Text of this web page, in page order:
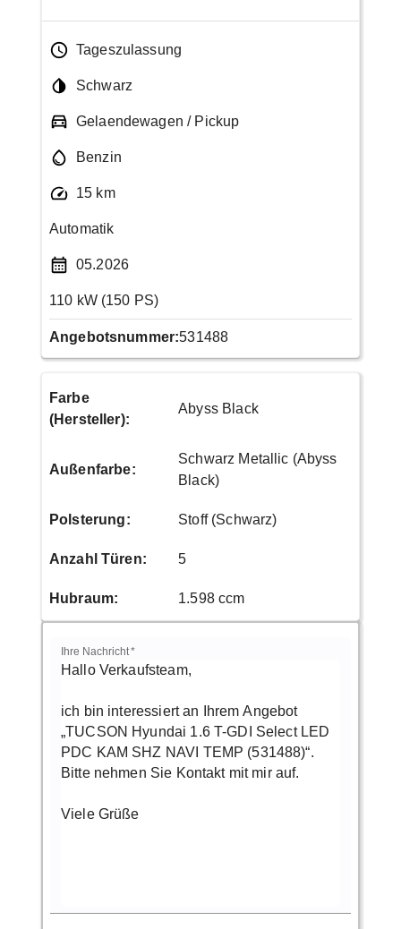
Tageszulassung
Schwarz
Gelaendewagen / Pickup
Benzin
15 km
Automatik
05.2026
110 kW (150 PS)
Angebotsnummer:531488
Farbe
(Hersteller):
Abyss Black
Außenfarbe:
Schwarz Metallic (Abyss
Black)
Polsterung: Stoff (Schwarz)
Anzahl Türen: 5
Hubraum: 1.598 ccm
Ihre Nachricht*